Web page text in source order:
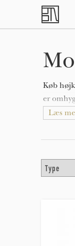
Skip to main content
Køb
er
og
Læs